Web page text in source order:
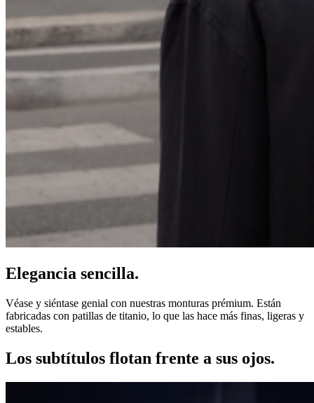
Elegancia sencilla.
Véase y siéntase genial con nuestras monturas prémium. Están
fabricadas con patillas de titanio, lo que las hace más finas, ligeras y
estables.
Los subtítulos flotan frente a sus ojos.